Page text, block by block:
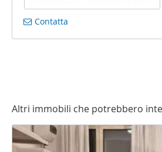
Contatta
Altri immobili che potrebbero